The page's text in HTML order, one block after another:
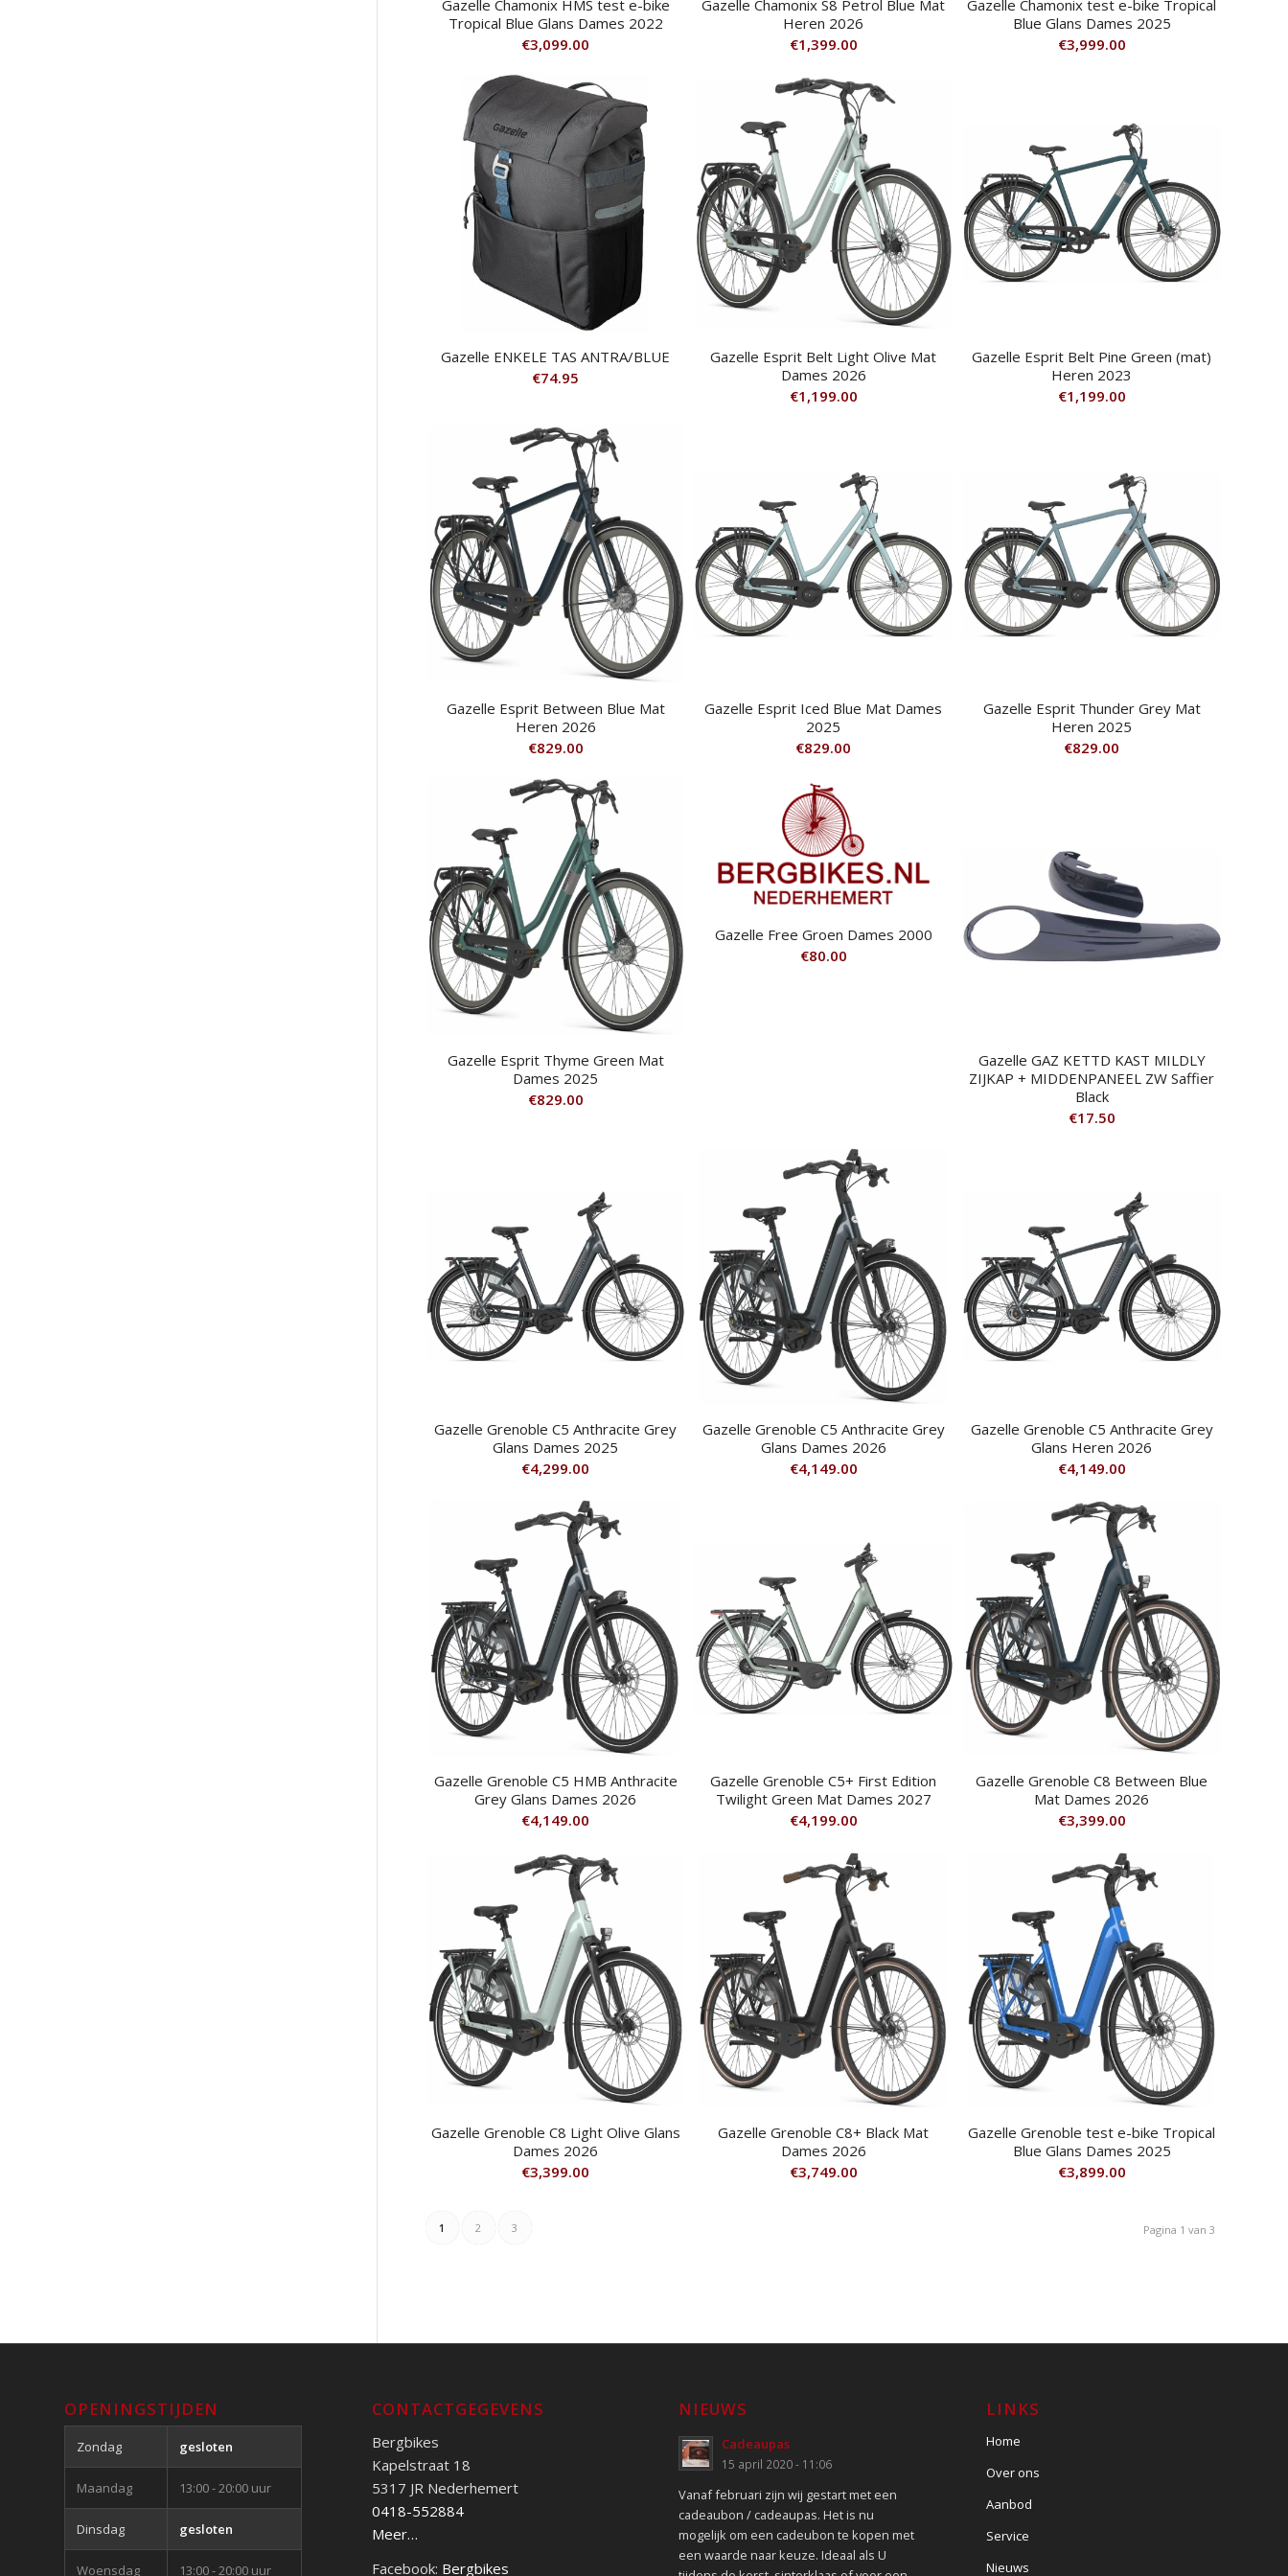
Gazelle Chamonix HMS test e-bike
Tropical Blue Glans Dames 2022
€3,099.00
Gazelle Chamonix S8 Petrol Blue Mat
Heren 2026
€1,399.00
Gazelle Chamonix test e-bike Tropical
Blue Glans Dames 2025
€3,999.00
Gazelle ENKELE TAS ANTRA/BLUE
€74.95
Gazelle Esprit Belt Light Olive Mat
Dames 2026
€1,199.00
Gazelle Esprit Belt Pine Green (mat)
Heren 2023
€1,199.00
Gazelle Esprit Between Blue Mat
Heren 2026
€829.00
Gazelle Esprit Iced Blue Mat Dames
2025
€829.00
Gazelle Esprit Thunder Grey Mat
Heren 2025
€829.00
Gazelle Esprit Thyme Green Mat
Dames 2025
€829.00
Gazelle Free Groen Dames 2000
€80.00
Gazelle GAZ KETTD KAST MILDLY
ZIJKAP + MIDDENPANEEL ZW Saffier
Black
€17.50
Gazelle Grenoble C5 Anthracite Grey
Glans Dames 2025
€4,299.00
Gazelle Grenoble C5 Anthracite Grey
Glans Dames 2026
€4,149.00
Gazelle Grenoble C5 Anthracite Grey
Glans Heren 2026
€4,149.00
Gazelle Grenoble C5 HMB Anthracite
Grey Glans Dames 2026
€4,149.00
Gazelle Grenoble C5+ First Edition
Twilight Green Mat Dames 2027
€4,199.00
Gazelle Grenoble C8 Between Blue
Mat Dames 2026
€3,399.00
Gazelle Grenoble C8 Light Olive Glans
Dames 2026
€3,399.00
Gazelle Grenoble C8+ Black Mat
Dames 2026
€3,749.00
Gazelle Grenoble test e-bike Tropical
Blue Glans Dames 2025
€3,899.00
Pagina 1 van 3
1 2 3
OPENINGSTIJDEN
Zondag gesloten
Maandag 13:00 - 20:00 uur
Dinsdag gesloten
Woensdag 13:00 - 20:00 uur
CONTACTGEGEVENS
Bergbikes
Kapelstraat 18
5317 JR Nederhemert
0418-552884
Meer…
Facebook: Bergbikes
NIEUWS
Cadeaupas
15 april 2020 - 11:06
Vanaf februari zijn wij gestart met een
cadeaubon / cadeaupas. Het is nu
mogelijk om een cadeubon te kopen met
een waarde naar keuze. Ideaal als U
LINKS
Home
Over ons
Aanbod
Service
Nieuws